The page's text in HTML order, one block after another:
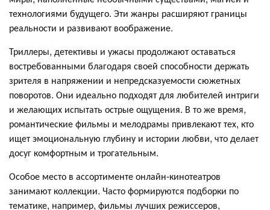
технологиями будущего. Эти жанры расширяют границы
реальности и развивают воображение.
Триллеры, детективы и ужасы продолжают оставаться
востребованными благодаря своей способности держать
зрителя в напряжении и непредсказуемости сюжетных
поворотов. Они идеально подходят для любителей интриги
и желающих испытать острые ощущения. В то же время,
романтические фильмы и мелодрамы привлекают тех, кто
ищет эмоциональную глубину и истории любви, что делает
досуг комфортным и трогательным.
Особое место в ассортименте онлайн-кинотеатров
занимают коллекции. Часто формируются подборки по
тематике, например, фильмы лучших режиссеров,